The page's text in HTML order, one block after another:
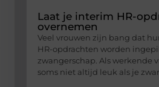
Laat je interim HR-
overnemen
Veel vrouwen zijn bang dat
HR-opdrachten worden
zwangerschap. Als werkende
soms niet altijd leuk als je